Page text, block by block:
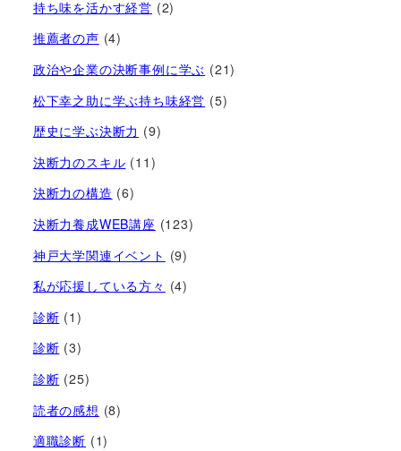
持ち味を活かす経営​ (2)
推薦者の声 (4)
政治や企業の決断事例に学ぶ (21)
松下幸之助に学ぶ持ち味経営 (5)
歴史に学ぶ決断力 (9)
決断力のスキル (11)
決断力の構造 (6)
決断力養成WEB講座 (123)
神戸大学関連イベント (9)
私が応援している方々 (4)
診断 (1)
診断 (3)
診断 (25)
読者の感想 (8)
適職診断 (1)